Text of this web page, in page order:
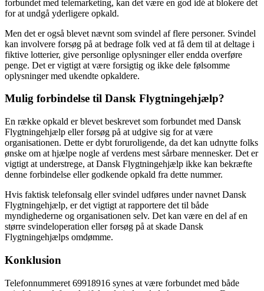
forbundet med telemarketing, kan det være en god idé at blokere det
for at undgå yderligere opkald.
Men det er også blevet nævnt som svindel af flere personer. Svindel
kan involvere forsøg på at bedrage folk ved at få dem til at deltage i
fiktive lotterier, give personlige oplysninger eller endda overføre
penge. Det er vigtigt at være forsigtig og ikke dele følsomme
oplysninger med ukendte opkaldere.
Mulig forbindelse til Dansk Flygtningehjælp?
En række opkald er blevet beskrevet som forbundet med Dansk
Flygtningehjælp eller forsøg på at udgive sig for at være
organisationen. Dette er dybt foruroligende, da det kan udnytte folks
ønske om at hjælpe nogle af verdens mest sårbare mennesker. Det er
vigtigt at understrege, at Dansk Flygtningehjælp ikke kan bekræfte
denne forbindelse eller godkende opkald fra dette nummer.
Hvis faktisk telefonsalg eller svindel udføres under navnet Dansk
Flygtningehjælp, er det vigtigt at rapportere det til både
myndighederne og organisationen selv. Det kan være en del af en
større svindeloperation eller forsøg på at skade Dansk
Flygtningehjælps omdømme.
Konklusion
Telefonnummeret 69918916 synes at være forbundet med både